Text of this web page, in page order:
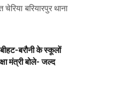
बरियारपुर थाना
बीहट-बरौनी के स्कूलों
मंत्री बोले- जल्द